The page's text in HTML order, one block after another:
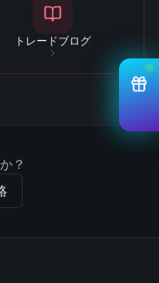
トレードブログ
？